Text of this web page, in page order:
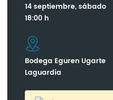
14 septiembre, sábado
18:00 h
Bodega Eguren Ugarte
Laguardia